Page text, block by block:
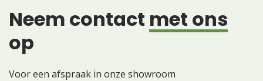
Neem contact met ons
op
Voor een afspraak in onze showroom